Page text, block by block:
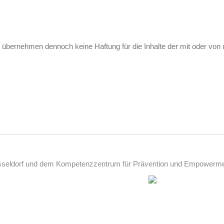
dennoch keine Haftung für die Inhalte der mit oder
und dem Kompetenzzentrum für Prävention und